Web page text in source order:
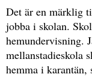
Det är en märklig
jobba i skolan.
hemundervisning.
mellanstadieskola
hemma i